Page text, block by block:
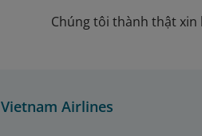
Chúng tôi thành thật xin
Vietnam Airlines